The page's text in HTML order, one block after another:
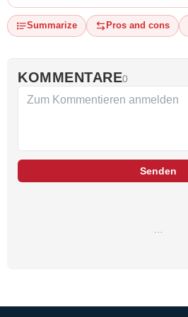
Summarize Pros and cons
KOMMENTARE0
Senden